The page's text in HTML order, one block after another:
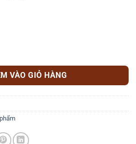
50 lít số lượng
VÀO GIỎ HÀNG